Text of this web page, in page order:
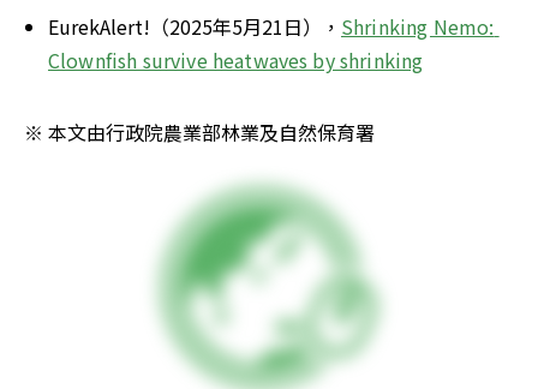
EurekAlert!（2025年5月21日）， Shrinking Nemo:
Clownfish survive heatwaves by shrinking
※ 本文由行政院農業部林業及自然保育署